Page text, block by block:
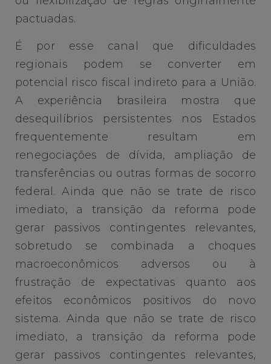
pactuadas.
É por esse canal que dificuldades
regionais podem se converter em
potencial risco fiscal indireto para a União.
A experiência brasileira mostra que
desequilíbrios persistentes nos Estados
frequentemente resultam em
renegociações de dívida, ampliação de
transferências ou outras formas de socorro
federal. Ainda que não se trate de risco
imediato, a transição da reforma pode
gerar passivos contingentes relevantes,
sobretudo se combinada a choques
macroeconômicos adversos ou à
frustração de expectativas quanto aos
efeitos econômicos positivos do novo
sistema. Ainda que não se trate de risco
imediato, a transição da reforma pode
gerar passivos contingentes relevantes,